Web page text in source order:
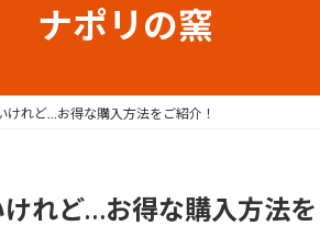
ナポリの窯
れど…お得な購入方法をご紹介！
れど…お得な購入方法を